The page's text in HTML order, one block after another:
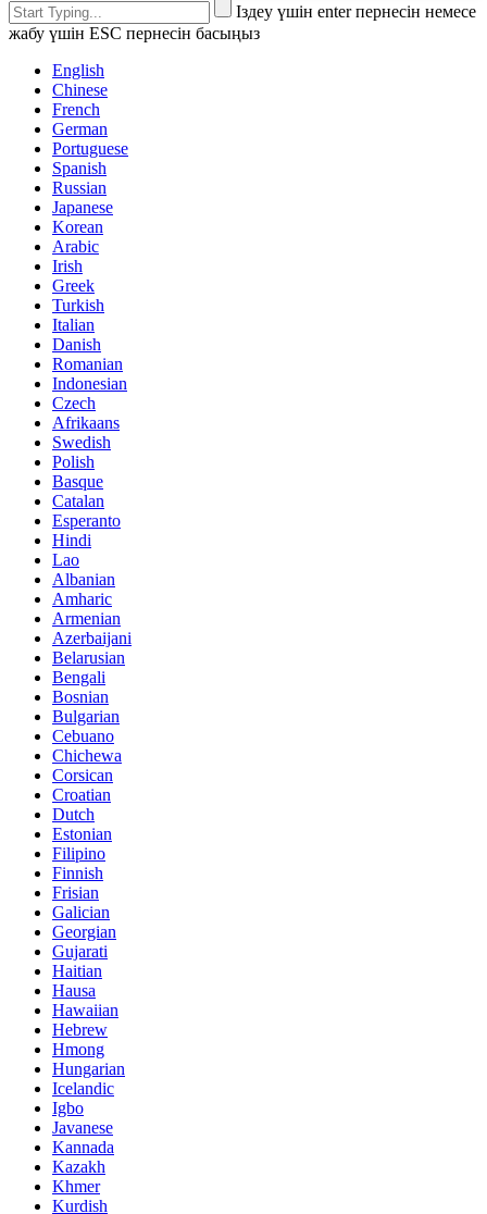
Іздеу үшін enter пернесін немесе
жабу үшін ESC пернесін басыңыз
English
Chinese
French
German
Portuguese
Spanish
Russian
Japanese
Korean
Arabic
Irish
Greek
Turkish
Italian
Danish
Romanian
Indonesian
Czech
Afrikaans
Swedish
Polish
Basque
Catalan
Esperanto
Hindi
Lao
Albanian
Amharic
Armenian
Azerbaijani
Belarusian
Bengali
Bosnian
Bulgarian
Cebuano
Chichewa
Corsican
Croatian
Dutch
Estonian
Filipino
Finnish
Frisian
Galician
Georgian
Gujarati
Haitian
Hausa
Hawaiian
Hebrew
Hmong
Hungarian
Icelandic
Igbo
Javanese
Kannada
Kazakh
Khmer
Kurdish